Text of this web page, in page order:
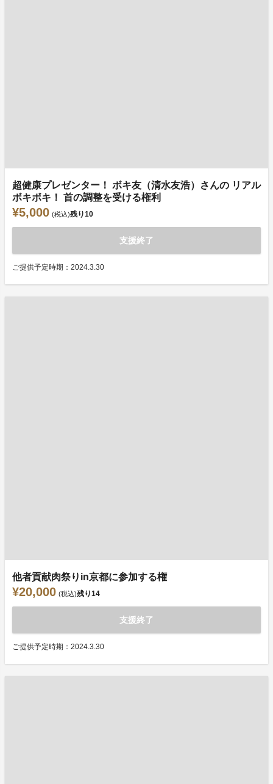
超健康プレゼンター！ ボキ友（清水友浩）さんの リアル
ボキボキ！ 首の調整を受ける権利
¥5,000 (税込)残り10
支援終了
ご提供予定時期：2024.3.30
他者貢献肉祭りin京都に参加する権
¥20,000 (税込)残り14
支援終了
ご提供予定時期：2024.3.30